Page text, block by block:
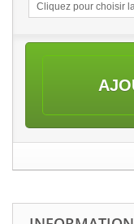
Cliquez pour choisir